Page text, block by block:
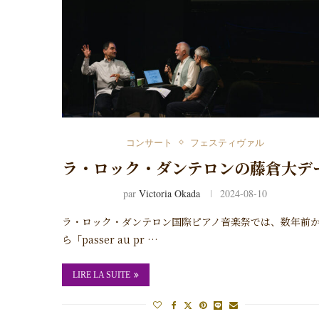
コンサート フェスティヴァル
ラ・ロック・ダンテロンの藤倉大デ
parVictoria Okada 2024-08-10
ラ・ロック・ダンテロン国際ピアノ音楽祭では、数年前
ら「passer au pr …
LIRE LA SUITE